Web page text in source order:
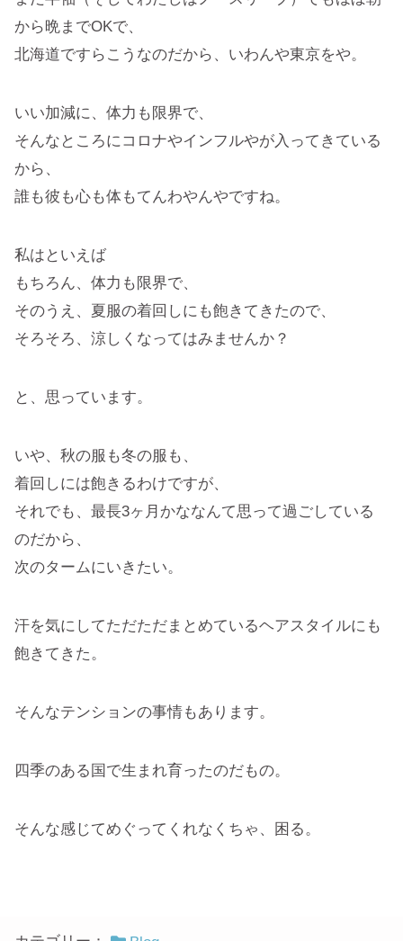
から晩までOKで、
北海道ですらこうなのだから、いわんや東京をや。
いい加減に、体力も限界で、
そんなところにコロナやインフルやが入ってきている
から、
誰も彼も心も体もてんわやんやですね。
私はといえば
もちろん、体力も限界で、
そのうえ、夏服の着回しにも飽きてきたので、
そろそろ、涼しくなってはみませんか？
と、思っています。
いや、秋の服も冬の服も、
着回しには飽きるわけですが、
それでも、最長3ヶ月かななんて思って過ごしている
のだから、
次のタームにいきたい。
汗を気にしてただただまとめているヘアスタイルにも
飽きてきた。
そんなテンションの事情もあります。
四季のある国で生まれ育ったのだもの。
そんな感じてめぐってくれなくちゃ、困る。